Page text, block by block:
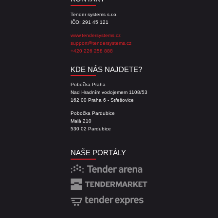
Tender systems s.r.o.
IČO: 291 45 121
www.tendersystems.cz
support@tendersystems.cz
+420 226 258 888
KDE NÁS NAJDETE?
Pobočka Praha
Nad Hradním vodojemem 1108/53
162 00 Praha 6 - Střešovice
Pobočka Pardubice
Malá 210
530 02 Pardubice
NAŠE PORTÁLY